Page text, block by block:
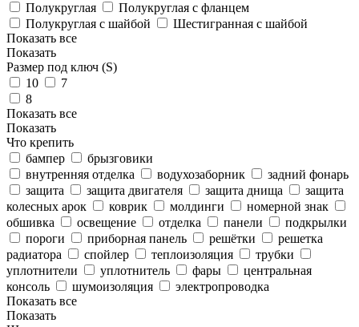
Полукруглая
Полукруглая с фланцем
Полукруглая с шайбой
Шестигранная с шайбой
Показать все
Показать
Размер под ключ (S)
10
7
8
Показать все
Показать
Что крепить
бампер
брызговики
внутренняя отделка
водухозаборник
задний фонарь
защита
защита двигателя защита днища
защита
колесных арок
коврик молдинги
номерной знак
обшивка
освещение отделка панели
подкрылки
пороги
приборная панель решётки
решетка
радиатора
спойлер теплоизоляция
трубки
уплотнители
уплотнитель фары
центральная
консоль
шумоизоляция
электропроводка
Показать все
Показать